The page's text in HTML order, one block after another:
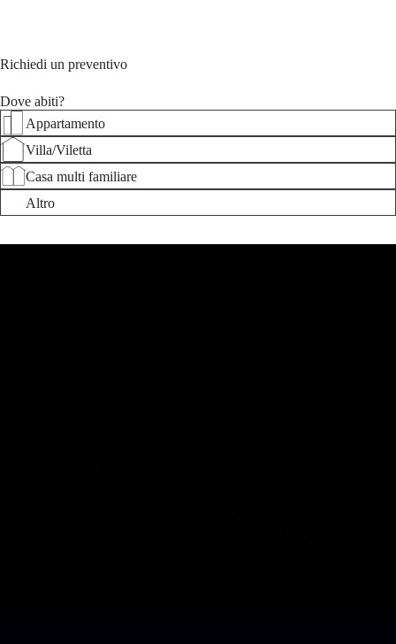
Richiedi un preventivo
Dove abiti?
Appartamento
Villa/Viletta
Casa multi familiare
Altro